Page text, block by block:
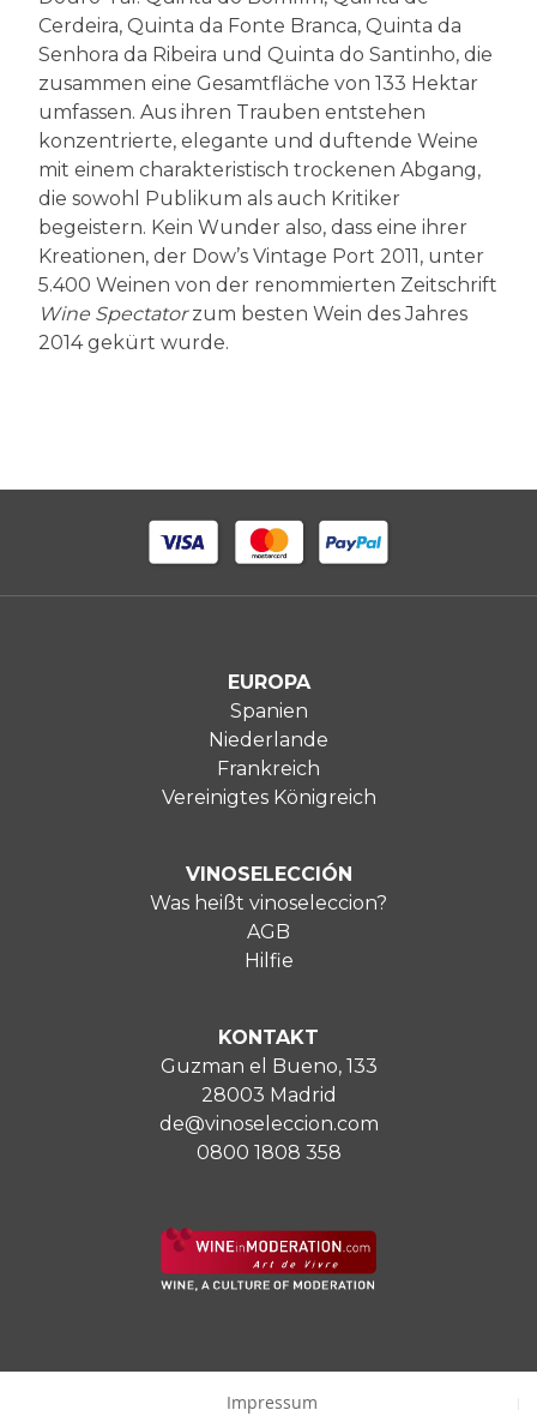
Cerdeira, Quinta da Fonte Branca, Quinta da
Senhora da Ribeira und Quinta do Santinho, die
zusammen eine Gesamtfläche von 133 Hektar
umfassen. Aus ihren Trauben entstehen
konzentrierte, elegante und duftende Weine
mit einem charakteristisch trockenen Abgang,
die sowohl Publikum als auch Kritiker
begeistern. Kein Wunder also, dass eine ihrer
Kreationen, der Dow’s Vintage Port 2011, unter
5.400 Weinen von der renommierten Zeitschrift
Wine Spectatorzum besten Wein des Jahres
2014 gekürt wurde.
EUROPA
Spanien
Niederlande
Frankreich
Vereinigtes Königreich
VINOSELECCIÓN
Was heißt vinoseleccion?
AGB
Hilfie
KONTAKT
Guzman el Bueno, 133
28003 Madrid
de@vinoseleccion.com
0800 1808 358
Impressum